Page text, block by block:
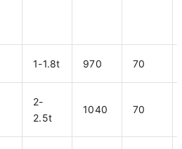
1-1.8t 970 70
2-
2.5t
1040 70